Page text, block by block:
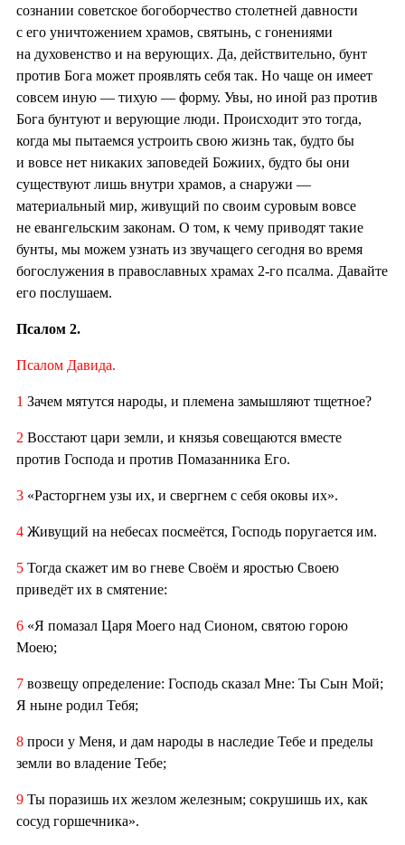
сознании советское богоборчество столетней давности
с его уничтожением храмов, святынь, с гонениями
на духовенство и на верующих. Да, действительно, бунт
против Бога может проявлять себя так. Но чаще он имеет
совсем иную — тихую — форму. Увы, но иной раз против
Бога бунтуют и верующие люди. Происходит это тогда,
когда мы пытаемся устроить свою жизнь так, будто бы
и вовсе нет никаких заповедей Божиих, будто бы они
существуют лишь внутри храмов, а снаружи —
материальный мир, живущий по своим суровым вовсе
не евангельским законам. О том, к чему приводят такие
бунты, мы можем узнать из звучащего сегодня во время
богослужения в православных храмах 2-го псалма. Давайте
его послушаем.
Псалом 2.
Псалом Давида.
1 Зачем мятутся народы, и племена замышляют тщетное?
2 Восстают цари земли, и князья совещаются вместе
против Господа и против Помазанника Его.
3 «Расторгнем узы их, и свергнем с себя оковы их».
4 Живущий на небесах посмеётся, Господь поругается им.
5 Тогда скажет им во гневе Своём и яростью Своею
приведёт их в смятение:
6 «Я помазал Царя Моего над Сионом, святою горою
Моею;
7 возвещу определение: Господь сказал Мне: Ты Сын Мой;
Я ныне родил Тебя;
8 проси у Меня, и дам народы в наследие Тебе и пределы
земли во владение Тебе;
9 Ты поразишь их жезлом железным; сокрушишь их, как
сосуд горшечника».